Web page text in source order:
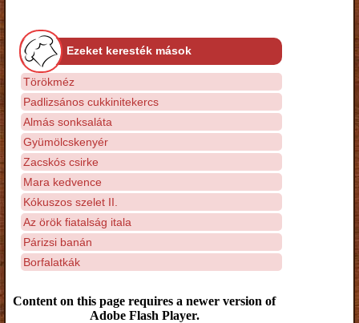
Ezeket keresték mások
Törökméz
Padlizsános cukkinitekercs
Almás sonksaláta
Gyümölcskenyér
Zacskós csirke
Mara kedvence
Kókuszos szelet II.
Az örök fiatalság itala
Párizsi banán
Borfalatkák
Content on this page requires a newer version of
Adobe Flash Player.